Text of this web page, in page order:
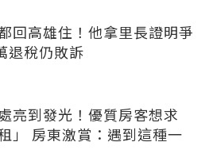
回高雄住！他拿里長證明爭
退稅仍敗訴
亮到發光！優質房客想求
租」 房東激賞：遇到這種一